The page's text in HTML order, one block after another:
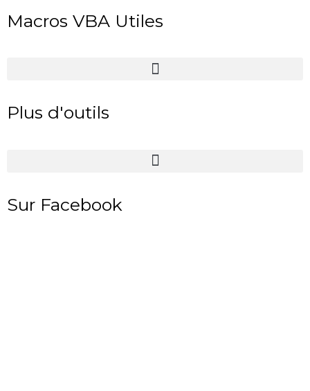
Macros VBA Utiles
Plus d'outils
Sur Facebook